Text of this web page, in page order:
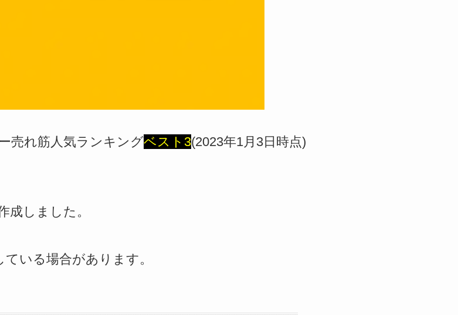
売れ筋人気ランキングベスト3(2023年1月3日時点)
成しました。
いる場合があります。